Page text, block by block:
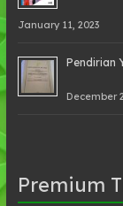
January 11, 2023
Pendirian
December
Premium